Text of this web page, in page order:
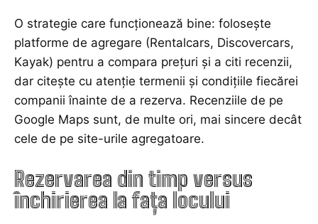
O strategie care funcționează bine: folosește
platforme de agregare (Rentalcars, Discovercars,
Kayak) pentru a compara prețuri și a citi recenzii,
dar citește cu atenție termenii și condițiile fiecărei
companii înainte de a rezerva. Recenziile de pe
Google Maps sunt, de multe ori, mai sincere decât
cele de pe site-urile agregatoare.
Rezervarea din timp versus
închirierea la fața locului